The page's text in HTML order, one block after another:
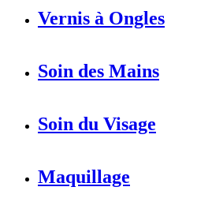
Vernis à Ongles
Soin des Mains
Soin du Visage
Maquillage